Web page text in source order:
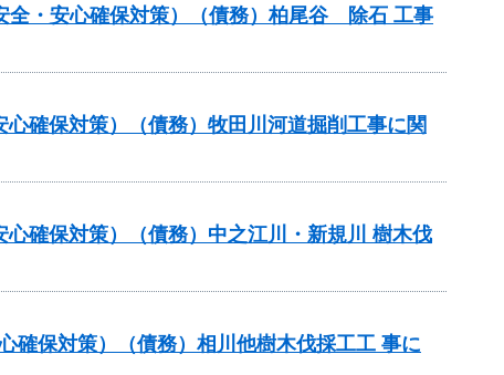
全・安心確保対策）（債務）柏尾谷 除石 工事
確保対策）（債務）牧田川河道掘削工事に関
確保対策）（債務）中之江川・新規川 樹木伐
確保対策）（債務）相川他樹木伐採工工 事に